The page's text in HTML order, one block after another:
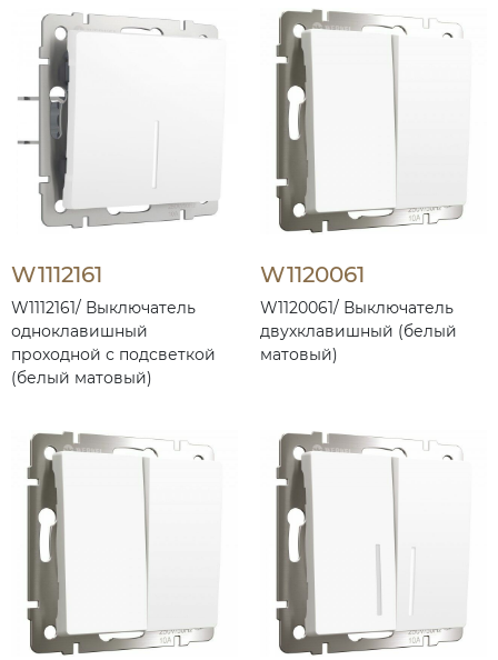
W1112161
W1112161/ Выключатель
одноклавишный
проходной с подсветкой
(белый матовый)
W1120061
W1120061/ Выключатель
двухклавишный (белый
матовый)